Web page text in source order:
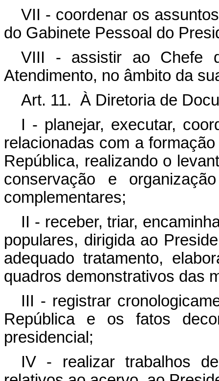
VII - coordenar os
do Gabinete Pessoal do
VIII - assistir ao Chefe
Atendimento, no âmbito da
Art. 11. À Diretoria de
I - planejar, executar,
relacionadas com a
República, realizando o
conservação e
complementares;
II - receber, triar,
populares, dirigida ao
adequado tratamento,
quadros demonstrativos das
III - registrar
República e os fatos
presidencial;
IV - realizar trabalhos